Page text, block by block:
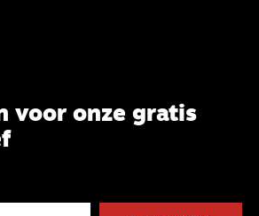
voor onze gratis